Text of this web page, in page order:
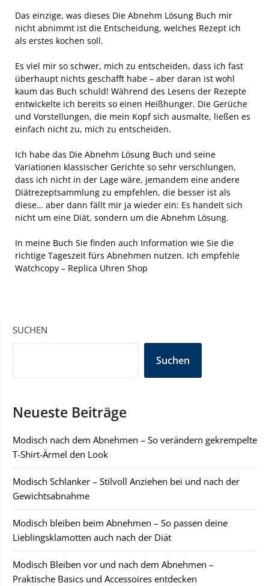
Das einzige, was dieses Die Abnehm Lösung Buch mir
nicht abnimmt ist die Entscheidung, welches Rezept ich
als erstes kochen soll.
Es viel mir so schwer, mich zu entscheiden, dass ich fast
überhaupt nichts geschafft habe – aber daran ist wohl
kaum das Buch schuld! Während des Lesens der Rezepte
entwickelte ich bereits so einen Heißhunger. Die Gerüche
und Vorstellungen, die mein Kopf sich ausmalte, ließen es
einfach nicht zu, mich zu entscheiden.
Ich habe das Die Abnehm Lösung Buch und seine
Variationen klassischer Gerichte so sehr verschlungen,
dass ich nicht in der Lage wäre, jemandem eine andere
Diätrezeptsammlung zu empfehlen, die besser ist als
diese… aber dann fällt mir ja wieder ein: Es handelt sich
nicht um eine Diät, sondern um die Abnehm Lösung.
In meine Buch Sie finden auch Information wie Sie die
richtige Tageszeit fürs Abnehmen nutzen. Ich empfehle
Watchcopy – Replica Uhren Shop
SUCHEN
Suchen
Neueste Beiträge
Modisch nach dem Abnehmen – So verändern gekrempelte
T-Shirt-Ärmel den Look
Modisch Schlanker – Stilvoll Anziehen bei und nach der
Gewichtsabnahme
Modisch bleiben beim Abnehmen – So passen deine
Lieblingsklamotten auch nach der Diät
Modisch Bleiben vor und nach dem Abnehmen –
Praktische Basics und Accessoires entdecken